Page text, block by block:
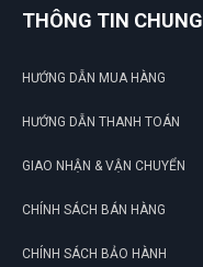
THÔNG TIN CHUNG
HƯỚNG DẪN MUA HÀNG
HƯỚNG DẪN THANH TOÁN
GIAO NHẬN & VẬN CHUYỂN
CHÍNH SÁCH BÁN HÀNG
CHÍNH SÁCH BẢO HÀNH